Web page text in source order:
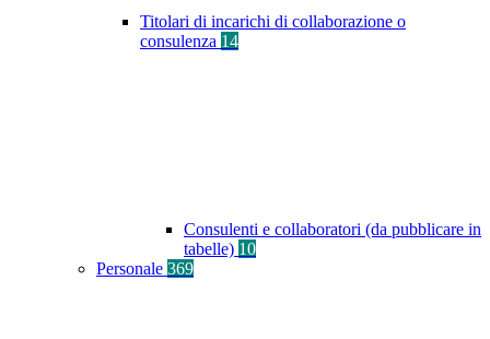
Titolari di incarichi di collaborazione o
consulenza 14
Consulenti e collaboratori (da pubblicare in
tabelle) 10
Personale 369